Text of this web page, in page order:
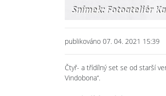
publikováno 07. 04. 2021 15:39
Čtyř- a třídílný set se od starší
Vindobona“.